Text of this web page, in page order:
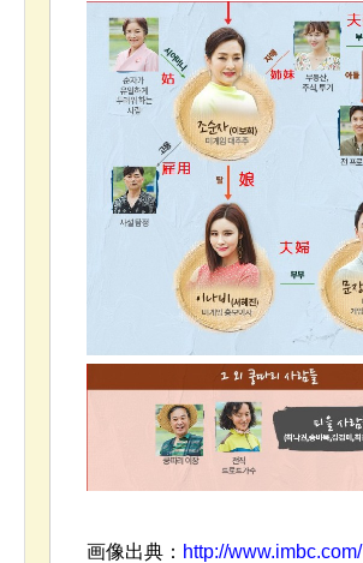
画像出典： http://www.imbc.com/